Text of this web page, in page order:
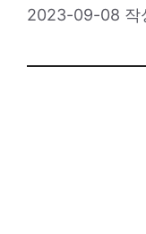
2023-09-08 작